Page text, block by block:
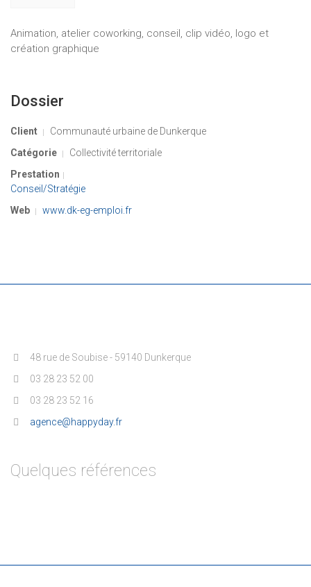
Animation, atelier coworking, conseil, clip vidéo, logo et
création graphique
Dossier
Client
Communauté urbaine de Dunkerque
Catégorie
Collectivité territoriale
Prestation
Conseil/Stratégie
Web
www.dk-eg-emploi.fr
48 rue de Soubise - 59140 Dunkerque
03 28 23 52 00
03 28 23 52 16
agence@happyday.fr
Quelques références